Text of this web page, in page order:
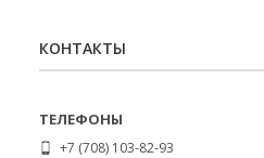
КОНТАКТЫ
+7 (708) 103-82-93